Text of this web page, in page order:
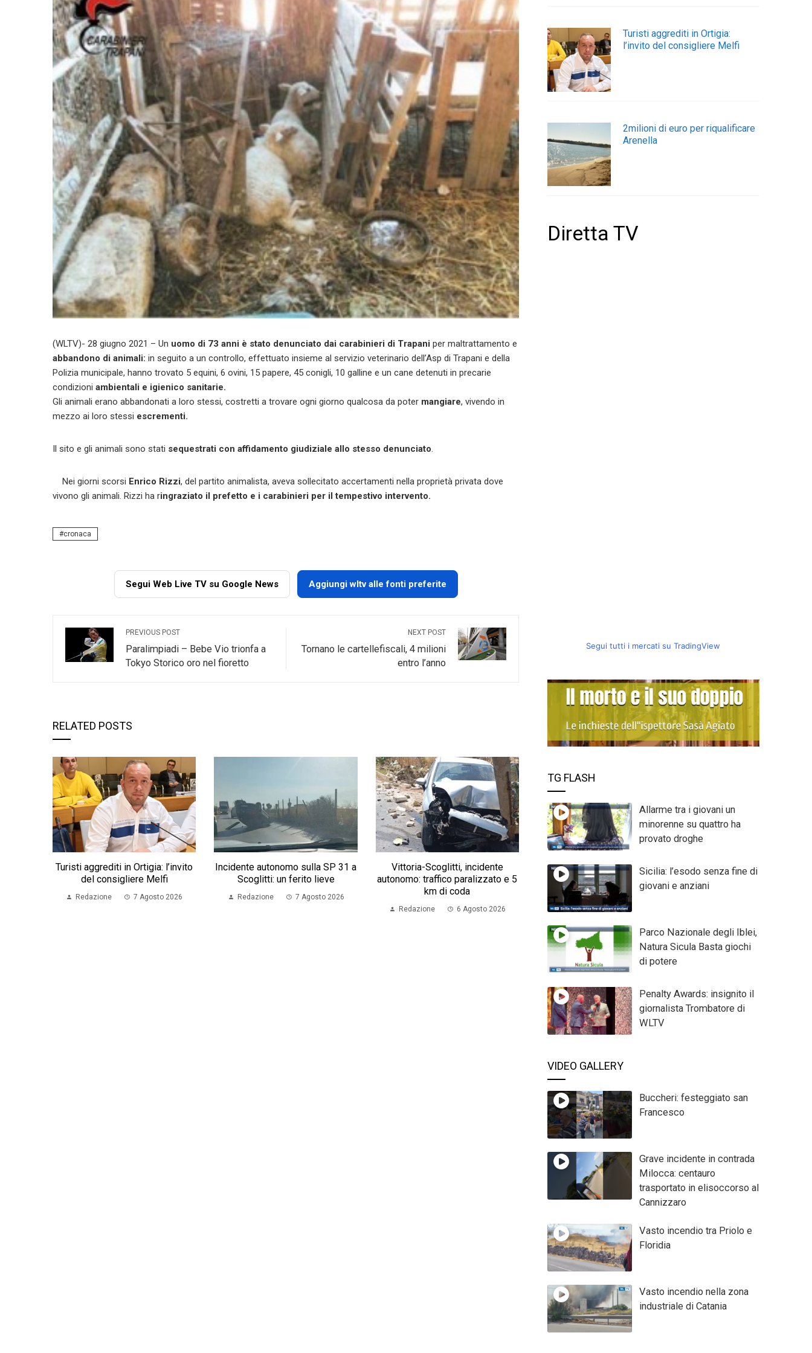
(WLTV)- 28 giugno 2021 – Un uomo di 73 anni è stato denunciato dai carabinieri di Trapani per maltrattamento e
abbandono di animali: in seguito a un controllo, effettuato insieme al servizio veterinario dell’Asp di Trapani e della
Polizia municipale, hanno trovato 5 equini, 6 ovini, 15 papere, 45 conigli, 10 galline e un cane detenuti in precarie
condizioni ambientali e igienico sanitarie.
Gli animali erano abbandonati a loro stessi, costretti a trovare ogni giorno qualcosa da poter mangiare, vivendo in
mezzo ai loro stessi escrementi.
Il sito e gli animali sono stati sequestrati con affidamento giudiziale allo stesso denunciato.
Nei giorni scorsi Enrico Rizzi, del partito animalista, aveva sollecitato accertamenti nella proprietà privata dove
vivono gli animali. Rizzi ha ringraziato il prefetto e i carabinieri per il tempestivo intervento.
cronaca
Segui Web Live TV su Google News Aggiungi wltv alle fonti preferite
PREVIOUS POST
Paralimpiadi – Bebe Vio trionfa a
Tokyo Storico oro nel fioretto
NEXT POST
Tornano le cartellefiscali, 4 milioni
entro l’anno
RELATED POSTS
Turisti aggrediti in Ortigia: l’invito
del consigliere Melfi
Redazione 7 Agosto 2026
Incidente autonomo sulla SP 31 a
Scoglitti: un ferito lieve
Redazione 7 Agosto 2026
Vittoria-Scoglitti, incidente
autonomo: traffico paralizzato e 5
km di coda
Redazione 6 Agosto 2026
Turisti aggrediti in Ortigia:
l’invito del consigliere Melfi
2milioni di euro per riqualificare
Arenella
Diretta TV
Segui tutti i mercati su TradingView
TG FLASH
Allarme tra i giovani un
minorenne su quattro ha
provato droghe
Sicilia: l’esodo senza fine di
giovani e anziani
Parco Nazionale degli Iblei,
Natura Sicula Basta giochi
di potere
Penalty Awards: insignito il
giornalista Trombatore di
WLTV
VIDEO GALLERY
Buccheri: festeggiato san
Francesco
Grave incidente in contrada
Milocca: centauro
trasportato in elisoccorso al
Cannizzaro
Vasto incendio tra Priolo e
Floridia
Vasto incendio nella zona
industriale di Catania